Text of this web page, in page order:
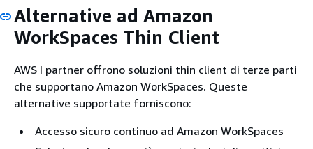
Alternative ad Amazon
WorkSpaces Thin Client
AWS I partner offrono soluzioni thin client di terze parti
che supportano Amazon WorkSpaces. Queste
alternative supportate forniscono:
Accesso sicuro continuo ad Amazon WorkSpaces